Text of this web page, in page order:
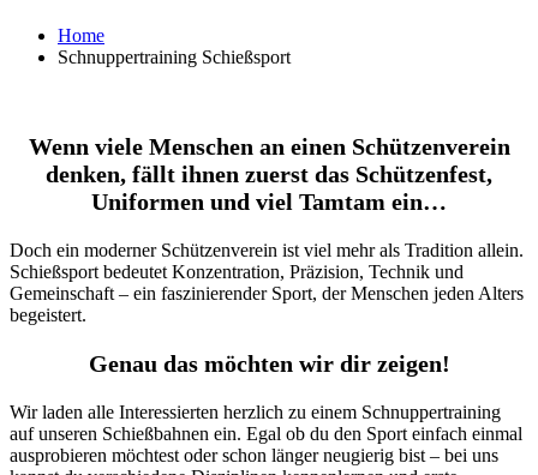
Home
Schnuppertraining Schießsport
Wenn viele Menschen an einen Schützenverein
denken, fällt ihnen zuerst das Schützenfest,
Uniformen und viel Tamtam ein…
Doch ein moderner Schützenverein ist viel mehr als Tradition allein.
Schießsport bedeutet Konzentration, Präzision, Technik und
Gemeinschaft – ein faszinierender Sport, der Menschen jeden Alters
begeistert.
Genau das möchten wir dir zeigen!
Wir laden alle Interessierten herzlich zu einem Schnuppertraining
auf unseren Schießbahnen ein. Egal ob du den Sport einfach einmal
ausprobieren möchtest oder schon länger neugierig bist – bei uns